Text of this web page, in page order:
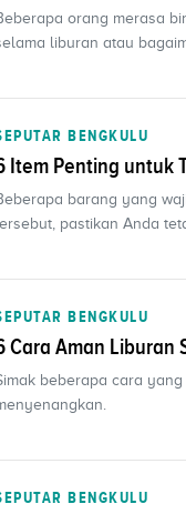
orang merasa
liburan atau
BENGKULU
Item Penting untuk
barang yang
pastikan Anda
BENGKULU
Cara Aman Liburan
beberapa cara
BENGKULU